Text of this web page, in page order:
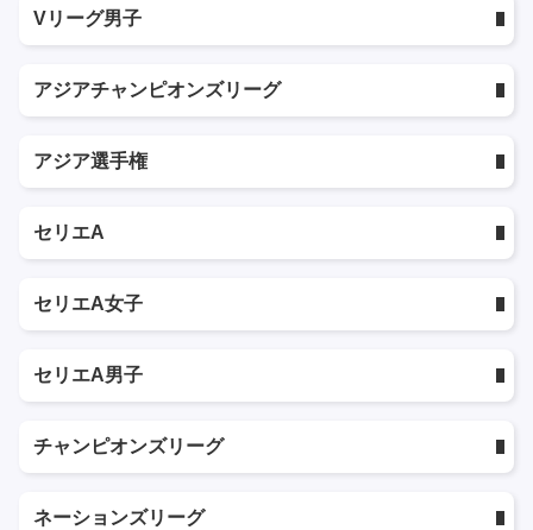
Vリーグ男子
アジアチャンピオンズリーグ
アジア選手権
セリエA
セリエA女子
セリエA男子
チャンピオンズリーグ
ネーションズリーグ